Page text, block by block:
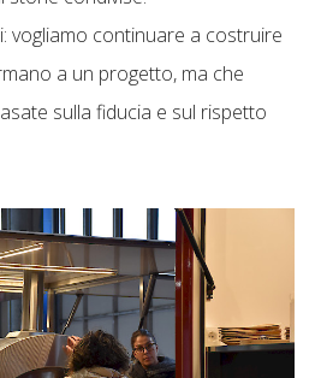
vogliamo continuare a costruire
a un progetto, ma che
sulla fiducia e sul rispetto